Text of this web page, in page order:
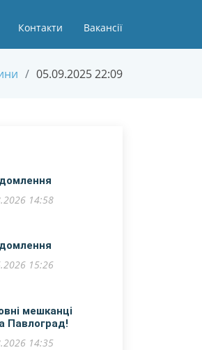
Контакти Вакансії
05.09.2025 22:09
14:58
15:26
мешканці
Павлоград!
14:35